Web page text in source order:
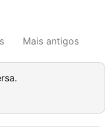
Mais antigos